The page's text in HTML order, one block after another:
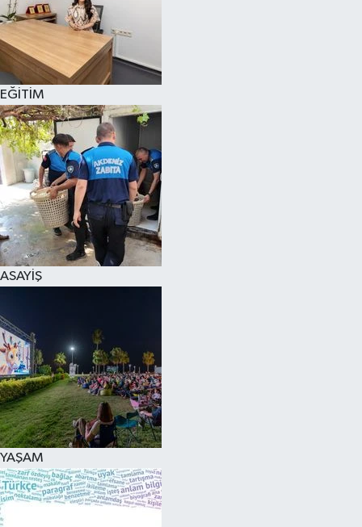
EĞİTİM
ASAYİŞ
YAŞAM